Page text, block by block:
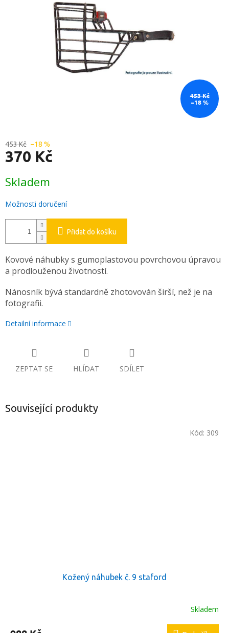
453 Kč
–18 %
453 Kč –18 %
370 Kč
cena:
Skladem
Možnosti doručení
Přidat do košíku
Kovové náhubky s gumoplastovou povrchovou úpravou
a prodlouženou životností.
Nánosník bývá standardně zhotovován širší, než je na
fotografii.
Detailní informace
ZEPTAT SE HLÍDAT SDÍLET
Související produkty
Kožený náhubek č. 9 staford
Skladem
Kód: 309